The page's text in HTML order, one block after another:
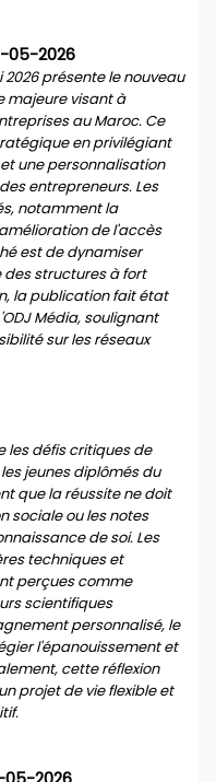
05-2026
2026 présente le nouveau
majeure visant à
au Maroc. Ce
en privilégiant
une personnalisation
entrepreneurs. Les
notamment la
de l'accès
est de dynamiser
structures à fort
la publication fait état
Média, soulignant
sur les réseaux
les défis critiques de
jeunes diplômés du
que la réussite ne doit
sociale ou les notes
de soi. Les
techniques et
perçues comme
scientifiques
personnalisé, le
l'épanouissement et
cette réflexion
projet de vie flexible et